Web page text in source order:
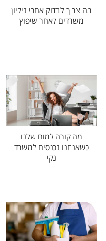
מה צריך לבדוק אחרי ניקיון
משרדים לאחר שיפוץ
מה קורה למוח שלנו
כשאנחנו נכנסים למשרד
נקי